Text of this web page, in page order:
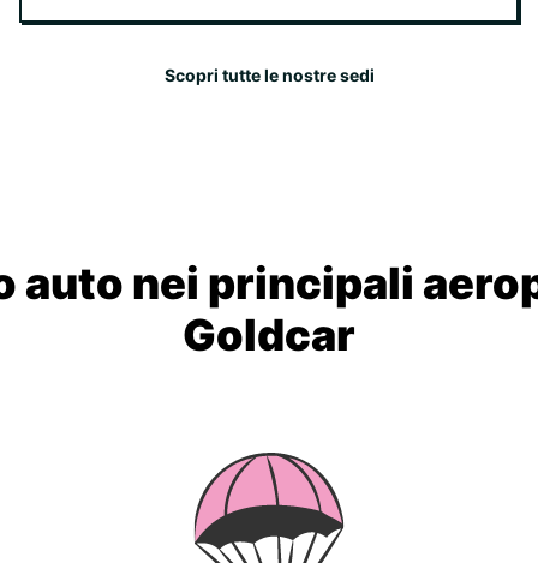
Scopri tutte le nostre sedi
auto nei principali
Goldcar